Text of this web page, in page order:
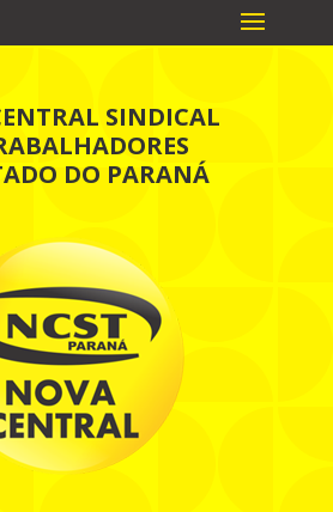
SINDICAL
DO PARANÁ